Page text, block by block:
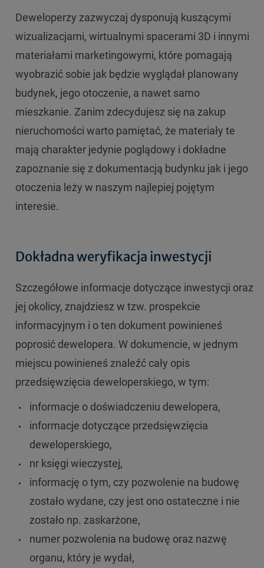
Deweloperzy zazwyczaj dysponują kuszącymi
wizualizacjami, wirtualnymi spacerami 3D i innymi
materiałami marketingowymi, które pomagają
wyobrazić sobie jak będzie wyglądał planowany
budynek, jego otoczenie, a nawet samo
mieszkanie. Zanim zdecydujesz się na zakup
nieruchomości warto pamiętać, że materiały te
mają charakter jedynie poglądowy i dokładne
zapoznanie się z dokumentacją budynku jak i jego
otoczenia leży w naszym najlepiej pojętym
interesie.
Dokładna weryfikacja inwestycji
Szczegółowe informacje dotyczące inwestycji oraz
jej okolicy, znajdziesz w tzw. prospekcie
informacyjnym i o ten dokument powinieneś
poprosić dewelopera. W dokumencie, w jednym
miejscu powinieneś znaleźć cały opis
przedsięwzięcia deweloperskiego, w tym:
informacje o doświadczeniu dewelopera,
informacje dotyczące przedsięwzięcia
deweloperskiego,
nr księgi wieczystej,
informację o tym, czy pozwolenie na budowę
zostało wydane, czy jest ono ostateczne i nie
zostało np. zaskarżone,
numer pozwolenia na budowę oraz nazwę
organu, który je wydał,